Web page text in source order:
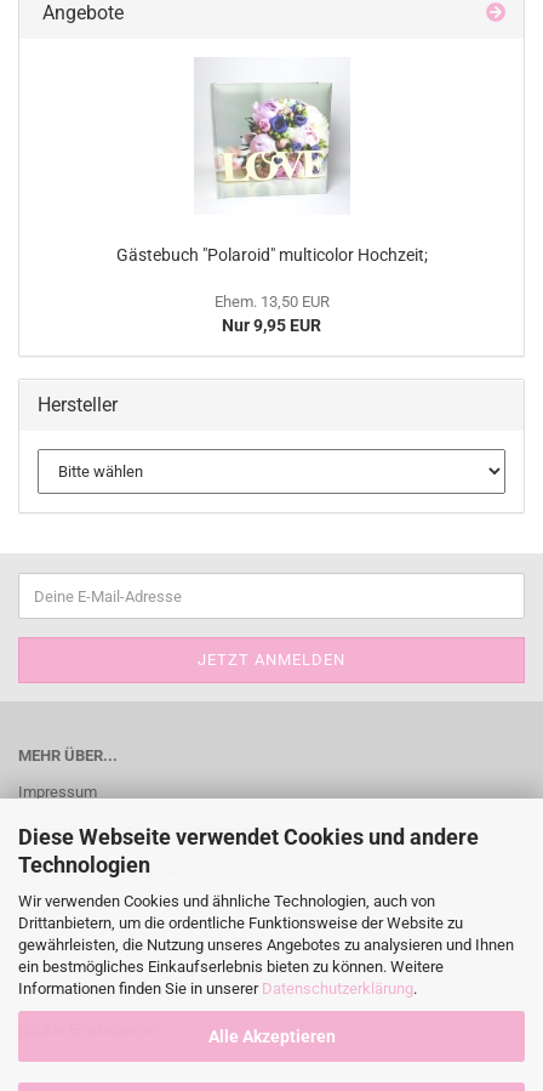
Diese Webseite verwendet Cookies und andere
Technologien
Wir verwenden Cookies und ähnliche Technologien, auch von
Drittanbietern, um die ordentliche Funktionsweise der Website zu
gewährleisten, die Nutzung unseres Angebotes zu analysieren und Ihnen
ein bestmögliches Einkaufserlebnis bieten zu können. Weitere
Informationen finden Sie in unserer Datenschutzerklärung.
Alle Akzeptieren
Angebote
Gästebuch "Polaroid" multicolor Hochzeit;
Ehem. 13,50 EUR
Nur 9,95 EUR
Hersteller
MEHR ÜBER...
Impressum
Widerrufsrecht & Muster-Widerrufsformular
Versand- & Zahlungsbedingungen
Kontakt
AGB und Kundeninformationen
Privatsphäre und Datenschutz